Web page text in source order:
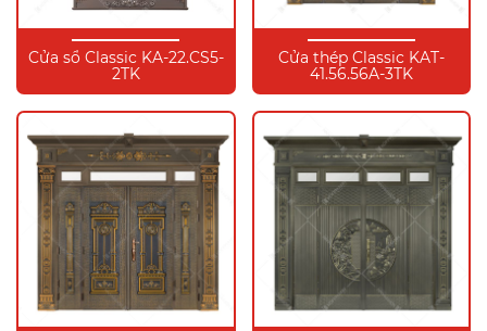
Cửa sổ Classic KA-22.CS5-
2TK
Cửa thép Classic KAT-
41.56.56A-3TK